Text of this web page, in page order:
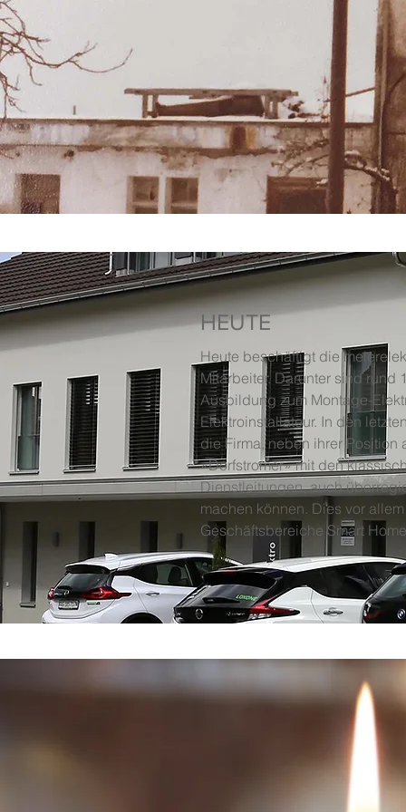
HEUTE
Heute beschäftigt die
Mitarbeiter. Darunter sind rund
Ausbildung zum Montage-
Elektroinstallateur. In den
die Firma, neben ihrer Position
«Dorfstromer» mit den
Dienstleitungen, auch
machen können. Dies vor
Geschäftsbereiche Smart